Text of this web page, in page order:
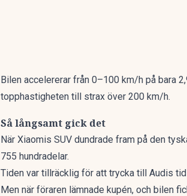
Bilen accelererar från 0–100 km/h på bara
topphastigheten till strax över 200 km/h.
Så långsamt gick det
När Xiaomis SUV dundrade fram på den
755 hundradelar.
Tiden var tillräcklig för att trycka till Audis
Men när föraren lämnade kupén, och bilen